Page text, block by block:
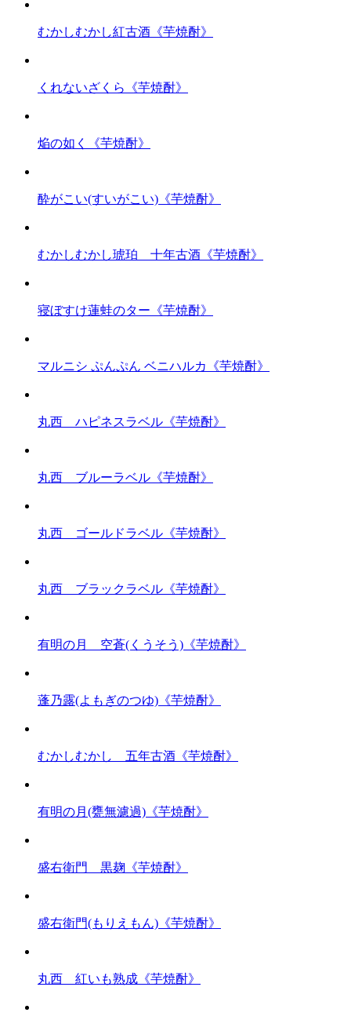
むかしむかし紅古酒《芋焼酎》
くれないざくら《芋焼酎》
焔の如く《芋焼酎》
酔がこい(すいがこい)《芋焼酎》
むかしむかし琥珀 十年古酒《芋焼酎》
寝ぼすけ蓮蛙のター《芋焼酎》
マルニシ ぷんぷん ベニハルカ《芋焼酎》
丸西 ハピネスラベル《芋焼酎》
丸西 ブルーラベル《芋焼酎》
丸西 ゴールドラベル《芋焼酎》
丸西 ブラックラベル《芋焼酎》
有明の月 空蒼(くうそう)《芋焼酎》
蓬乃露(よもぎのつゆ)《芋焼酎》
むかしむかし 五年古酒《芋焼酎》
有明の月(甕無濾過)《芋焼酎》
盛右衛門 黒麹《芋焼酎》
盛右衛門(もりえもん)《芋焼酎》
丸西 紅いも熟成《芋焼酎》